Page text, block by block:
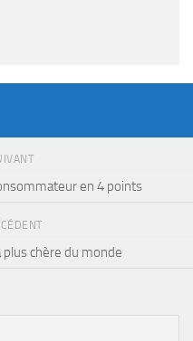
en 4 points
plus chère du monde